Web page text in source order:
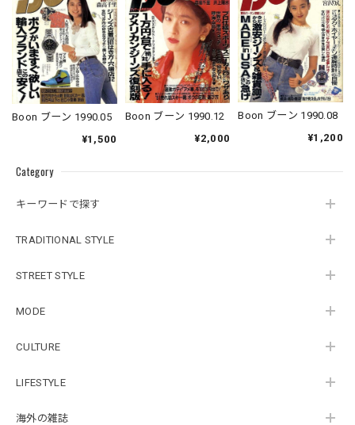
Category
キーワードで探す
TRADITIONAL STYLE
STREET STYLE
MODE
CULTURE
LIFESTYLE
海外の雑誌
Boon ブーン 1990.05
¥1,500
Boon ブーン 1990.12
¥2,000
Boon ブーン 1990.08
¥1,200